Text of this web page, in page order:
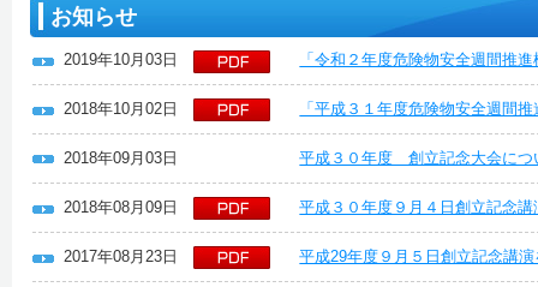
お知らせ
2019年10月03日 「令和２年度危険物安全週間推
2018年10月02日 「平成３１年度危険物安全週間
2018年09月03日 平成３０年度 創立記念大会につ
2018年08月09日 平成３０年度９月４日創立記念
2017年08月23日 平成29年度９月５日創立記念講